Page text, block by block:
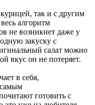
так и с другим
алгоритм
не возникнет даже у
закуску с
салат можно
вкус он не потеряет.
в себя,
самым
готовить с